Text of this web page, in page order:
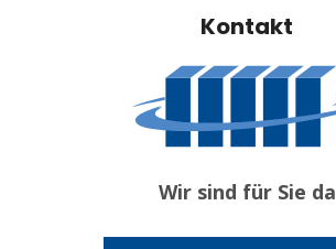
Kontakt
Wir sind für Sie da